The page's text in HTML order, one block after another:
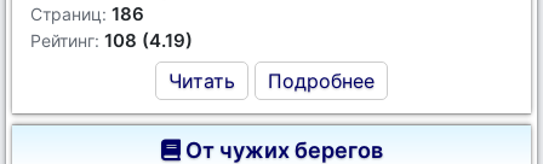
Страниц: 186
Рейтинг: 108 (4.19)
Читать Подробнее
От чужих берегов